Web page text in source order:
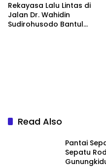
Rekayasa Lalu Lintas di
Jalan Dr. Wahidin
Sudirohusodo Bantul
Read Also
Pantai
Sepatu